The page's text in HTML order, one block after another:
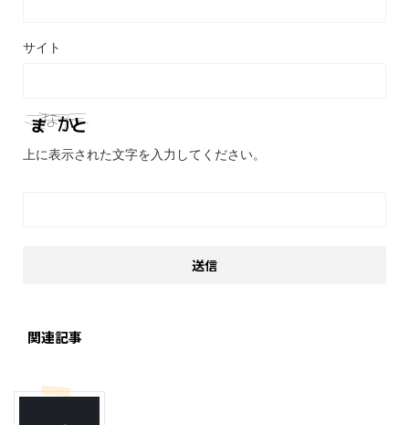
サイト
上に表示された文字を入力してください。
関連記事